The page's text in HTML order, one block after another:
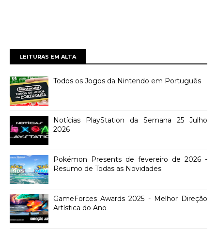
LEITURAS EM ALTA
Todos os Jogos da Nintendo em Português
Notícias PlayStation da Semana 25 Julho
2026
Pokémon Presents de fevereiro de 2026 -
Resumo de Todas as Novidades
GameForces Awards 2025 - Melhor Direção
Artística do Ano